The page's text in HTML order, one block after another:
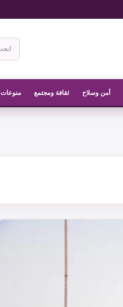
ابحث
في
الناشر
أمن وسلاح ثقافة ومجتمع منوعات